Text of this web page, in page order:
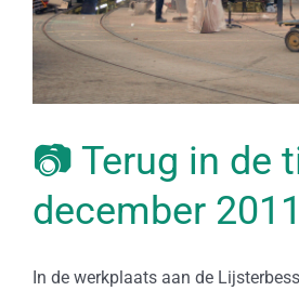
📷 Terug in de
december 2011
In de werkplaats aan de